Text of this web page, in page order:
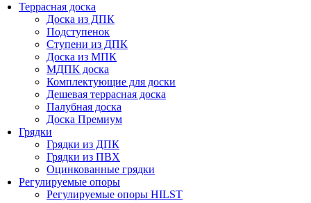
Террасная доска
Доска из ДПК
Подступенок
Ступени из ДПК
Доска из МПК
МДПК доска
Комплектующие для доски
Дешевая террасная доска
Палубная доска
Доска Премиум
Грядки
Грядки из ДПК
Грядки из ПВХ
Оцинкованные грядки
Регулируемые опоры
Регулируемые опоры HILST